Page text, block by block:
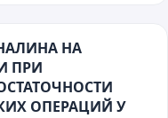
НА
ПРИ
ОПЕРАЦИЙ У